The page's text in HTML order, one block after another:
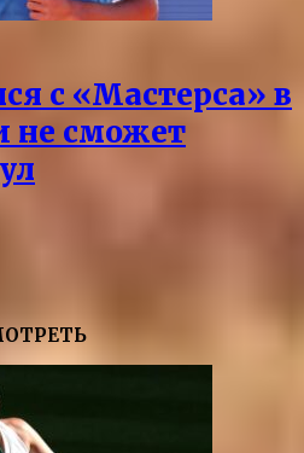
с «Мастерса» в
не сможет